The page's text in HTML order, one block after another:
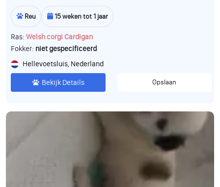
Reu 15 weken tot 1 jaar
Ras: Welsh corgi Cardigan
Fokker: niet gespecificeerd
Hellevoetsluis, Nederland
Bekijk Details Opslaan